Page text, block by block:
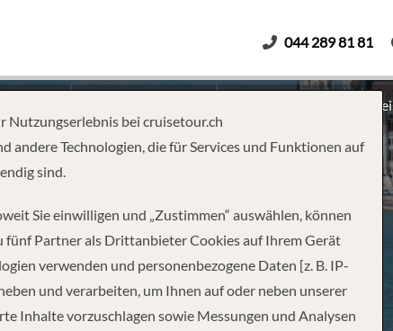
044 289 81 81
RHINE RIVER
Nutzungserlebnis bei cruisetour.ch
andere Technologien, die für Services und Funktionen auf
sind.
Sie einwilligen und „Zustimmen“ auswählen, können
fünf Partner als Drittanbieter Cookies auf Ihrem Gerät
verwenden und personenbezogene Daten [z. B. IP-
und verarbeiten, um Ihnen auf oder neben unserer
Inhalte vorzuschlagen sowie Messungen und Analysen